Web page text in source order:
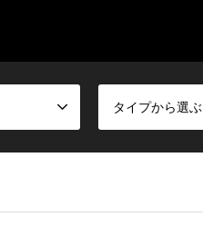
タイプから選ぶ